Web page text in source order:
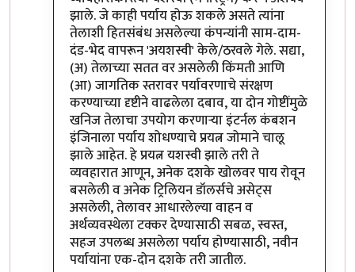
झाले. जे काही पर्याय होऊ शकले असते त्यांना
तेलाशी हितसंबंध असलेल्या कंपन्यांनी साम-दाम-
दंड-भेद वापरून 'अयशस्वी' केले/ठरवले गेले. सद्या,
(अ) तेलाच्या सतत वर असलेली किंमती आणि
(आ) जागतिक स्तरावर पर्यावरणाचे संरक्षण
करण्याच्या दृष्टीने वाढलेला दबाव, या दोन गोष्टींमुळे
खनिज तेलाचा उपयोग करणार्‍या इंटर्नल कंबशन
इंजिनाला पर्याय शोधण्याचे प्रयत्न जोमाने चालू
झाले आहेत. हे प्रयत्न यशस्वी झाले तरी ते
व्यवहारात आणून, अनेक दशके खोलवर पाय रोवून
बसलेली व अनेक ट्रिलियन डॉलर्सचे असेट्स
असलेली, तेलावर आधारलेल्या वाहन व
अर्थव्यवस्थेला टक्कर देण्यासाठी सबळ, स्वस्त,
सहज उपलब्ध असलेला पर्याय होण्यासाठी, नवीन
पर्यायांना एक-दोन दशके तरी जातील.